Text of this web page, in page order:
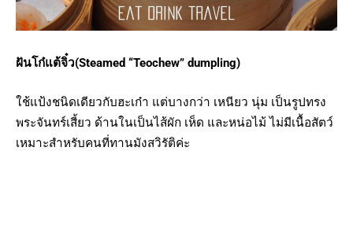
ฝันโก๋แต้จิ๋ว(Steamed “Teochew” dumpling)
ใช้แป้งชนิดเดียวกับฮะเก๋า แต่บางกว่า เหนียว นุ่ม เป็นรูปทรง
พระจันทร์เสี้ยว ด้านในเป็นไส้ผัก เห็ด และหน่อไม้ ไม่มีเนื้อสัตว์
เหมาะสำหรับคนที่ทานมังสวิรัติค่ะ